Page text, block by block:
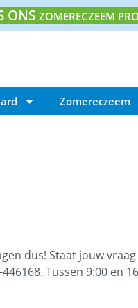
ONS ZOMERECZEEM
Zomereczeem
dus! Staat jouw
Tussen 9:00 en